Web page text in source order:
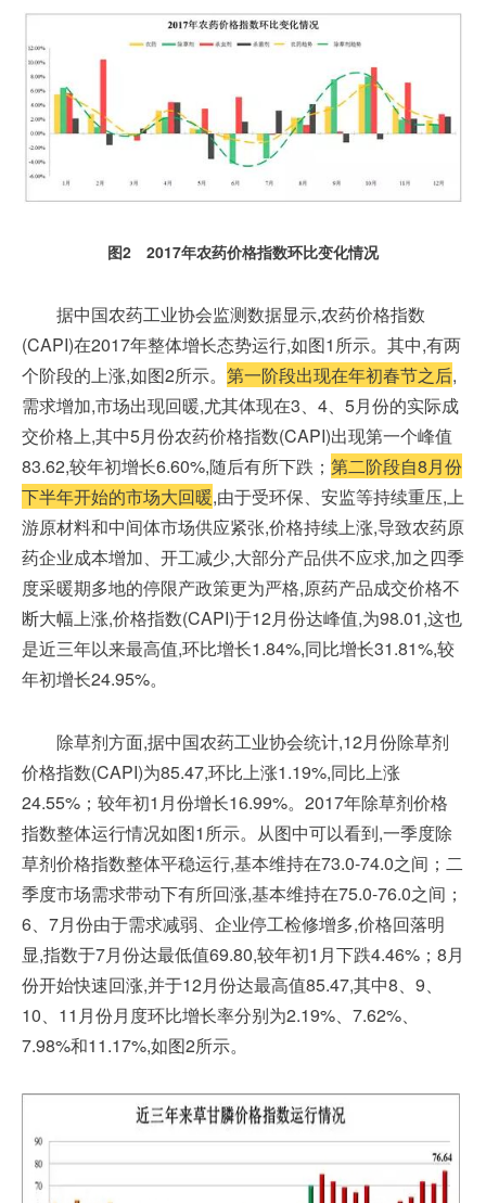
图2 2017年农药价格指数环比变化情况
据中国农药工业协会监测数据显示,农药价格指数
(CAPI)在2017年整体增长态势运行,如图1所示。其中,有两
个阶段的上涨,如图2所示。 第一阶段出现在年初春节之后,
需求增加,市场出现回暖,尤其体现在3、4、5月份的实际成
交价格上,其中5月份农药价格指数(CAPI)出现第一个峰值
83.62,较年初增长6.60%,随后有所下跌； 第二阶段自8月份
下半年开始的市场大回暖,由于受环保、安监等持续重压,上
游原材料和中间体市场供应紧张,价格持续上涨,导致农药原
药企业成本增加、开工减少,大部分产品供不应求,加之四季
度采暖期多地的停限产政策更为严格,原药产品成交价格不
断大幅上涨,价格指数(CAPI)于12月份达峰值,为98.01,这也
是近三年以来最高值,环比增长1.84%,同比增长31.81%,较
年初增长24.95%。
除草剂方面,据中国农药工业协会统计,12月份除草剂
价格指数(CAPI)为85.47,环比上涨1.19%,同比上涨
24.55% ； 较年初1月份增长16.99%。2017年除草剂价格
指数整体运行情况如图1所示。从图中可以看到,一季度除
草剂价格指数整体平稳运行,基本维持在73.0-74.0之间；二
季度市场需求带动下有所回涨,基本维持在75.0-76.0之间；
6、7月份由于需求减弱、企业停工检修增多,价格回落明
显,指数于7月份达最低值69.80,较年初1月下跌4.46%；8月
份开始快速回涨,并于12月份达最高值85.47,其中8、9、
10、11月份月度环比增长率分别为2.19%、7.62%、
7.98%和11.17%,如图2所示。